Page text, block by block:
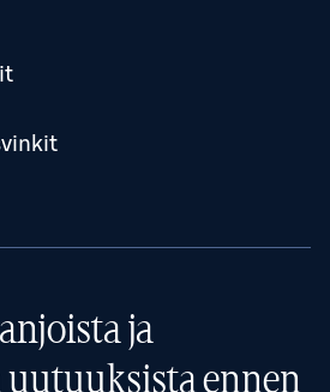
ja
ennen